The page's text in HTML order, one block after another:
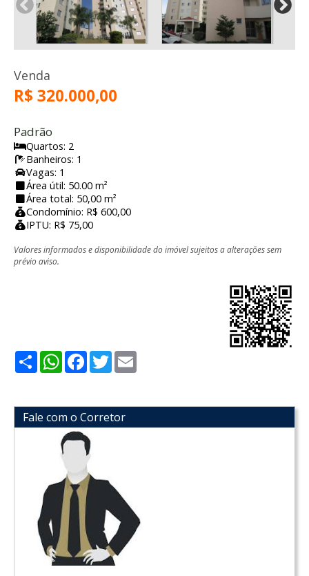
Venda
R$ 320.000,00
Padrão
Quartos: 2
Banheiros: 1
Vagas: 1
Área útil: 50.00 m²
Área total: 50,00 m²
Condomínio: R$ 600,00
IPTU: R$ 75,00
Valores informados e disponibilidade do imóvel sujeitos a alterações sem
prévio aviso.
ShareWhatsApp
Facebook
Twitter
Fale com o Corretor